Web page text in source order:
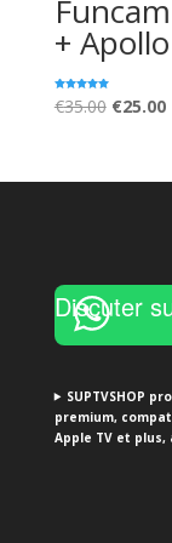
+
Note
5.00
€35.00 Original
€35.00.
€25.00
Discuter
SUPTVSHOP
premium,
Apple TV et